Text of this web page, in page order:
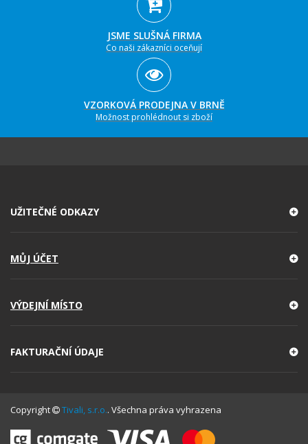
JSME SLUŠNÁ FIRMA
Co naši zákazníci oceňují
VZORKOVÁ PRODEJNA V BRNĚ
Možnost prohlédnout si zboží
UŽITEČNÉ ODKAZY
MŮJ ÚČET
VÝDEJNÍ MÍSTO
FAKTURAČNÍ ÚDAJE
Copyright Tivali, s.r.o.. Všechna práva vyhrazena